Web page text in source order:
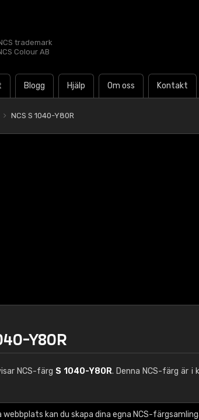
trademark
Colour AB
Blogg Hjälp Om oss Kontakt
NCS S 1040-Y80R
Y80R
NCS-färg S 1040-Y80R. Denna NCS-färg är i
webbplats kan du skapa dina egna NCS-